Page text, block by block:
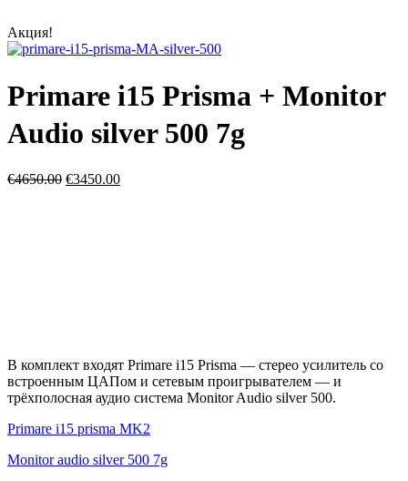
Акция!
Primare i15 Prisma + Monitor
Audio silver 500 7g
€4650.00 €3450.00
В комплект входят Primare i15 Prisma — стерео усилитель со
встроенным ЦАПом и сетевым проигрывателем — и
трёхполосная аудио система Monitor Audio silver 500.
Primare i15 prisma MK2
Monitor audio silver 500 7g